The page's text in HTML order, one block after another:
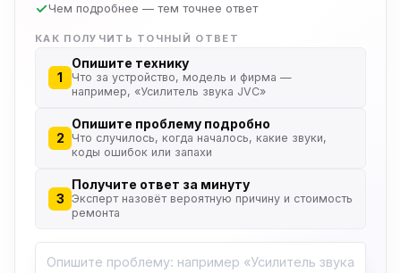
Чем подробнее — тем точнее ответ
КАК ПОЛУЧИТЬ ТОЧНЫЙ ОТВЕТ
1
Опишите технику
Что за устройство, модель и фирма —
например, «Усилитель звука JVC»
2
Опишите проблему подробно
Что случилось, когда началось, какие звуки,
коды ошибок или запахи
3
Получите ответ за минуту
Эксперт назовёт вероятную причину и стоимость
ремонта